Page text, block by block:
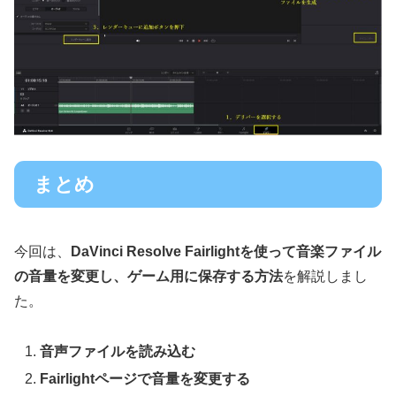
まとめ
今回は、
DaVinci Resolve Fairlightを使って音楽ファイル
の音量を変更し、ゲーム用に保存する方法を解説しまし
た。
音声ファイルを読み込む
Fairlightページで音量を変更する